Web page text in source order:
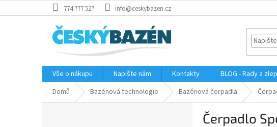
na
774 777 527 info@ceskybazen.cz
Vše o nákupu Napište nám Kontakty BLOG - Rady a
Domů
Bazénová technologie Bazénová čerpadla
Čerpadlo